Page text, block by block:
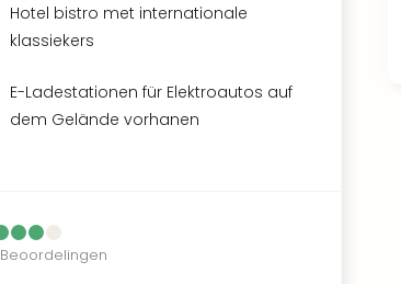
Hotel bistro met internationale
klassiekers
E-Ladestationen für Elektroautos auf
dem Gelände vorhanen
Beoordelingen